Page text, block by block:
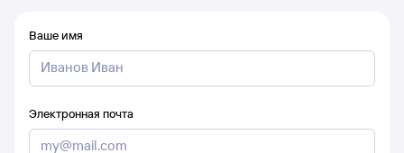
Ваше имя
Электронная почта